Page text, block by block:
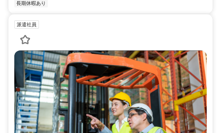
長期休暇あり
派遣社員